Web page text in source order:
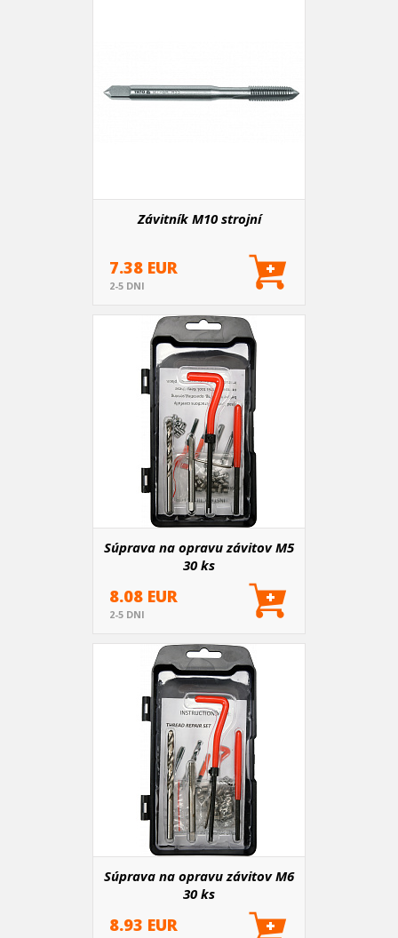
Závitník M10 strojní
7.38 EUR
2-5 DNI
Súprava na opravu závitov M5
30 ks
8.08 EUR
2-5 DNI
Súprava na opravu závitov M6
30 ks
8.93 EUR